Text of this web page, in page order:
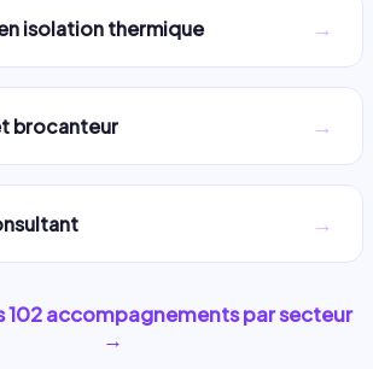
isolation thermique →
brocanteur →
→
102accompagnements par secteur
→